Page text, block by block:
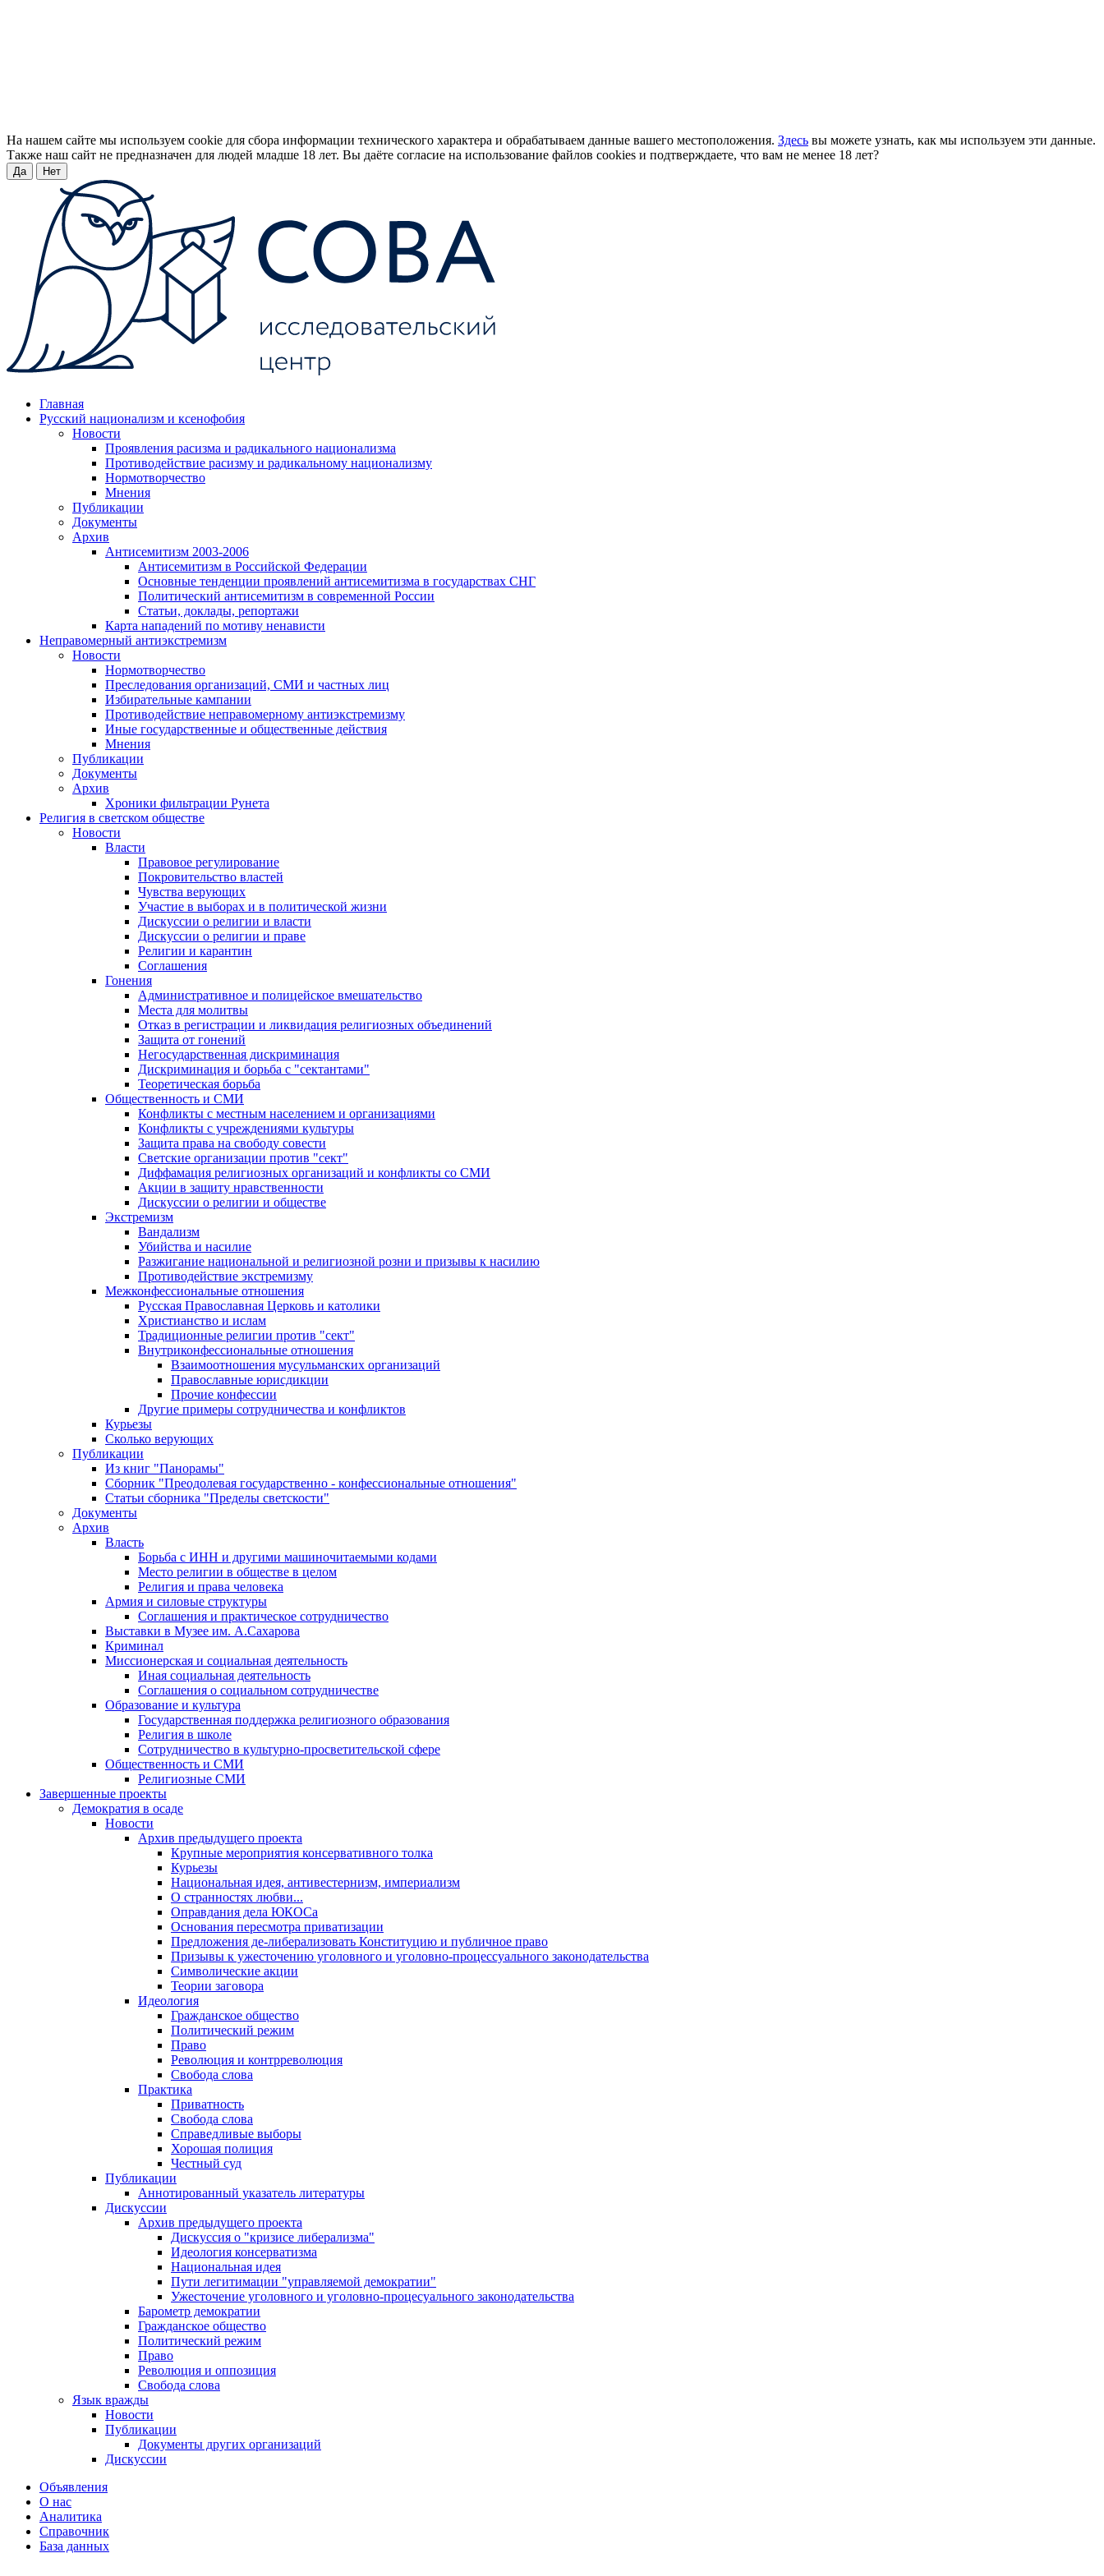
На нашем сайте мы используем cookie для сбора информации технического характера и обрабатываем данные вашего местоположения. Здесь вы можете узнать, как мы используем эти данные.
Также наш сайт не предназначен для людей младше 18 лет. Вы даёте согласие на использование файлов cookies и подтверждаете, что вам не менее 18 лет?
Да Нет
Главная
Русский национализм и ксенофобия
Новости
Проявления расизма и радикального национализма
Противодействие расизму и радикальному национализму
Нормотворчество
Мнения
Публикации
Документы
Архив
Антисемитизм 2003-2006
Антисемитизм в Российской Федерации
Основные тенденции проявлений антисемитизма в государствах СНГ
Политический антисемитизм в современной России
Статьи, доклады, репортажи
Карта нападений по мотиву ненависти
Неправомерный антиэкстремизм
Новости
Нормотворчество
Преследования организаций, СМИ и частных лиц
Избирательные кампании
Противодействие неправомерному антиэкстремизму
Иные государственные и общественные действия
Мнения
Публикации
Документы
Архив
Хроники фильтрации Рунета
Религия в светском обществе
Новости
Власти
Правовое регулирование
Покровительство властей
Чувства верующих
Участие в выборах и в политической жизни
Дискуссии о религии и власти
Дискуссии о религии и праве
Религии и карантин
Соглашения
Гонения
Административное и полицейское вмешательство
Места для молитвы
Отказ в регистрации и ликвидация религиозных объединений
Защита от гонений
Негосударственная дискриминация
Дискриминация и борьба с "сектантами"
Теоретическая борьба
Общественность и СМИ
Конфликты с местным населением и организациями
Конфликты с учреждениями культуры
Защита права на свободу совести
Светские организации против "сект"
Диффамация религиозных организаций и конфликты со СМИ
Акции в защиту нравственности
Дискуссии о религии и обществе
Экстремизм
Вандализм
Убийства и насилие
Разжигание национальной и религиозной розни и призывы к насилию
Противодействие экстремизму
Межконфессиональные отношения
Русская Православная Церковь и католики
Христианство и ислам
Традиционные религии против "сект"
Внутриконфессиональные отношения
Взаимоотношения мусульманских организаций
Православные юрисдикции
Прочие конфессии
Другие примеры сотрудничества и конфликтов
Курьезы
Сколько верующих
Публикации
Из книг "Панорамы"
Сборник "Преодолевая государственно - конфессиональные отношения"
Статьи сборника "Пределы светскости"
Документы
Архив
Власть
Борьба с ИНН и другими машиночитаемыми кодами
Место религии в обществе в целом
Религия и права человека
Армия и силовые структуры
Соглашения и практическое сотрудничество
Выставки в Музее им. А.Сахарова
Криминал
Миссионерская и социальная деятельность
Иная социальная деятельность
Соглашения о социальном сотрудничестве
Образование и культура
Государственная поддержка религиозного образования
Религия в школе
Сотрудничество в культурно-просветительской сфере
Общественность и СМИ
Религиозные СМИ
Завершенные проекты
Демократия в осаде
Новости
Архив предыдущего проекта
Крупные мероприятия консервативного толка
Курьезы
Национальная идея, антивестернизм, империализм
О странностях любви...
Оправдания дела ЮКОСа
Основания пересмотра приватизации
Предложения де-либерализовать Конституцию и публичное право
Призывы к ужесточению уголовного и уголовно-процессуального законодательства
Символические акции
Теории заговора
Идеология
Гражданское общество
Политический режим
Право
Революция и контрреволюция
Свобода слова
Практика
Приватность
Свобода слова
Справедливые выборы
Хорошая полиция
Честный суд
Публикации
Аннотированный указатель литературы
Дискуссии
Архив предыдущего проекта
Дискуссия о "кризисе либерализма"
Идеология консерватизма
Национальная идея
Пути легитимации "управляемой демократии"
Ужесточение уголовного и уголовно-процесуального законодательства
Барометр демократии
Гражданское общество
Политический режим
Право
Революция и оппозиция
Свобода слова
Язык вражды
Новости
Публикации
Документы других организаций
Дискуссии
Объявления
О нас
Аналитика
Справочник
База данных